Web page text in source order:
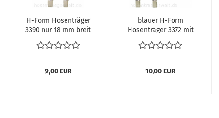
H-Form Hosenträger
3390 nur 18 mm breit
9,00 EUR
blauer H-Form
Hosenträger 3372 mit
Streifen
10,00 EUR